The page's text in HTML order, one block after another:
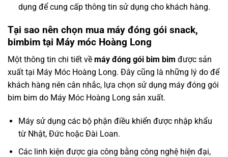
dụng để cung cấp thông tin sử dụng cho khách hàng.
Tại sao nên chọn mua máy đóng gói snack,
bimbim tại Máy móc Hoàng Long
Một thông tin chi tiết về máy đóng gói bim bim được sản
xuất tại Máy Móc Hoàng Long. Đây cũng là những lý do để
khách hàng nên cân nhắc, lựa chọn sử dụng máy đóng gói
bim bim do Máy Móc Hoàng Long sản xuất.
Máy sử dụng các bộ phận điều khiển được nhập khẩu
từ Nhật, Đức hoặc Đài Loan.
Các linh kiện được gia công bằng công nghệ hiện đại,